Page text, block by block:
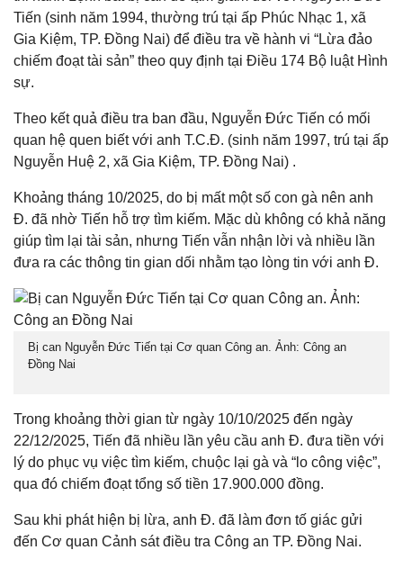
Tiến (sinh năm 1994, thường trú tại ấp Phúc Nhạc 1, xã
Gia Kiệm, TP. Đồng Nai) để điều tra về hành vi “Lừa đảo
chiếm đoạt tài sản” theo quy định tại Điều 174 Bộ luật Hình
sự.
Theo kết quả điều tra ban đầu, Nguyễn Đức Tiến có mối
quan hệ quen biết với anh T.C.Đ. (sinh năm 1997, trú tại ấp
Nguyễn Huệ 2, xã Gia Kiệm, TP. Đồng Nai) .
Khoảng tháng 10/2025, do bị mất một số con gà nên anh
Đ. đã nhờ Tiến hỗ trợ tìm kiếm. Mặc dù không có khả năng
giúp tìm lại tài sản, nhưng Tiến vẫn nhận lời và nhiều lần
đưa ra các thông tin gian dối nhằm tạo lòng tin với anh Đ.
Bị can Nguyễn Đức Tiến tại Cơ quan Công an. Ảnh: Công an
Đồng Nai
Trong khoảng thời gian từ ngày 10/10/2025 đến ngày
22/12/2025, Tiến đã nhiều lần yêu cầu anh Đ. đưa tiền với
lý do phục vụ việc tìm kiếm, chuộc lại gà và “lo công việc”,
qua đó chiếm đoạt tổng số tiền 17.900.000 đồng.
Sau khi phát hiện bị lừa, anh Đ. đã làm đơn tố giác gửi
đến Cơ quan Cảnh sát điều tra Công an TP. Đồng Nai.